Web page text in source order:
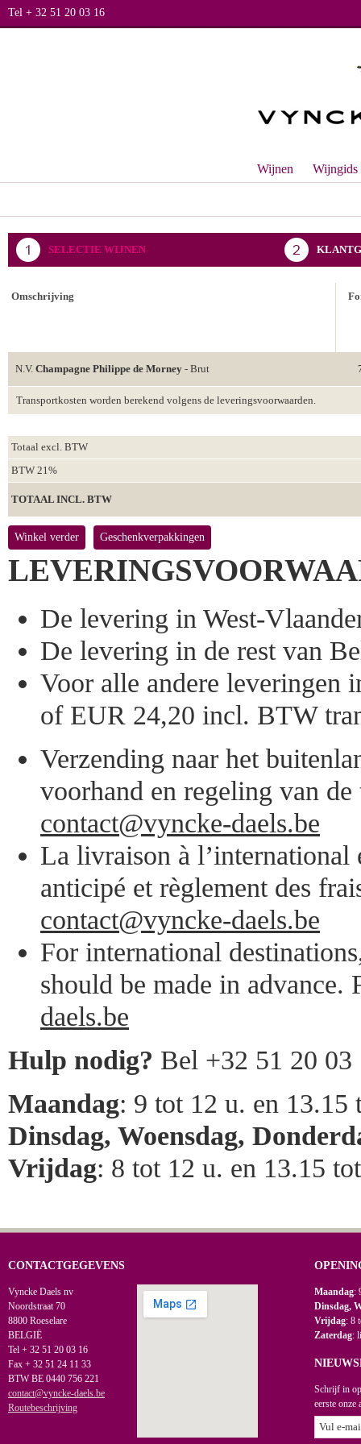
Tel + 32 51 20 03 16
Wijnen Wijngids
SELECTIE WIJNEN
Omschrijving
N.V. Champagne Philippe de Morney - Brut
Transportkosten worden berekend volgens de leveringsvoorwaarden.
Totaal excl. BTW
BTW 21%
TOTAAL INCL. BTW
Winkel verder Geschenkverpakkingen
De levering in West-
De levering in de rest van
Voor alle andere
of EUR 24,20 incl. BTW
Verzending naar het
voorhand en regeling van
contact@vyncke-daels.be
La livraison à l’international
anticipé et règlement des
contact@vyncke-daels.be
For international
should be made in advance.
daels.be
Hulp nodig? Bel +32 51 20 03
Maandag: 9 tot 12 u. en 13.15
Dinsdag, Woensdag,
Vrijdag: 8 tot 12 u. en 13.15
CONTACTGEGEVENS
Vyncke Daels nv
Noordstraat 70
8800 Roeselare
BELGIË
Tel + 32 51 20 03 16
Fax + 32 51 24 11 33
BTW BE 0440 756 221
contact@vyncke-daels.be
Routebeschrijving
Maandag:
Dinsdag,
Vrijdag: 8
Zaterdag:
Schrijf in
eerste onze